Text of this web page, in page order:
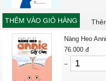
THÊM VÀO GIỎ HÀNG
Nàng Heo
76.000 đ
−